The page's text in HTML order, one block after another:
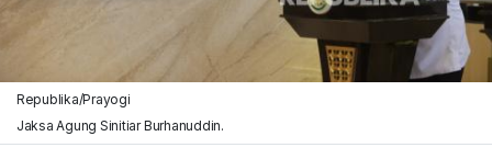
Republika/Prayogi
Jaksa Agung Sinitiar Burhanuddin.